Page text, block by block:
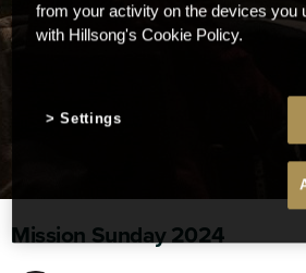
Mission Sunday 2024
from your activity on the devices you
with Hillsong's Cookie Policy.
Settings